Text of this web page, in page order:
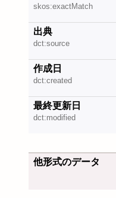
skos:exactMatch
出典
dct:source
作成日
dct:created
最終更新日
dct:modified
他形式のデータ